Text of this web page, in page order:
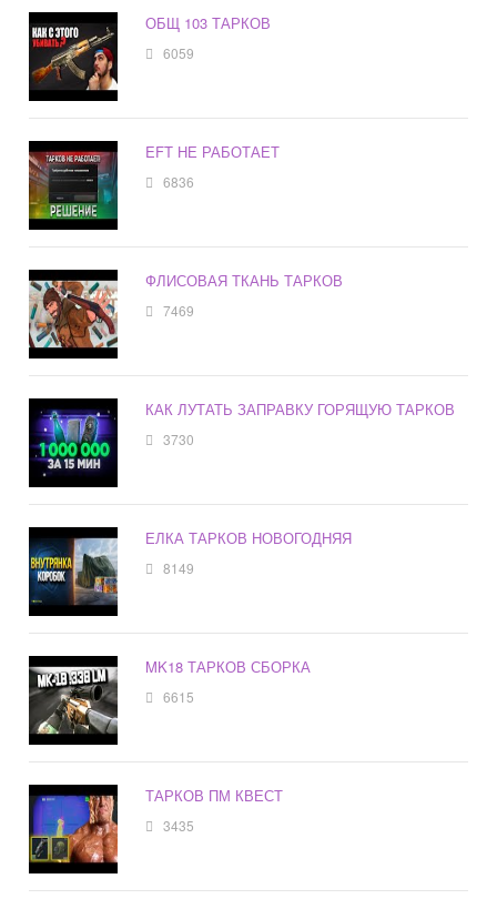
ОБЩ 103 ТАРКОВ
6059
EFT НЕ РАБОТАЕТ
6836
ФЛИСОВАЯ ТКАНЬ ТАРКОВ
7469
КАК ЛУТАТЬ ЗАПРАВКУ ГОРЯЩУЮ ТАРКОВ
3730
ЕЛКА ТАРКОВ НОВОГОДНЯЯ
8149
MK18 ТАРКОВ СБОРКА
6615
ТАРКОВ ПМ КВЕСТ
3435